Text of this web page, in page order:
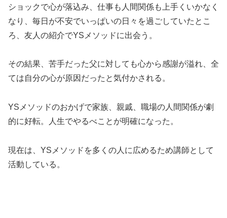
ショックで心が落込み、仕事も人間関係も上手くいかなく
なり、毎日が不安でいっぱいの日々を過ごしていたとこ
ろ、友人の紹介でYSメソッドに出会う。
その結果、苦手だった父に対しても心から感謝が溢れ、全
ては自分の心が原因だったと気付かされる。
YSメソッドのおかげで家族、親戚、職場の人間関係が劇
的に好転。人生でやるべことが明確になった。
現在は、YSメソッドを多くの人に広めるため講師として
活動している。